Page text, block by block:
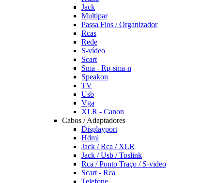
Jack
Multipar
Passa Fios / Organizador
Rcas
Rede
S-vídeo
Scart
Sma - Rp-sma-n
Speakon
TV
Usb
Vga
XLR - Canon
Cabos / Adaptadores
Displayport
Hdmi
Jack / Rca / XLR
Jack / Usb / Toslink
Rca / Ponto Traço / S-video
Scart - Rca
Telefone